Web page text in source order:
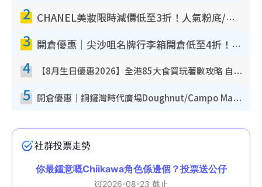
2 CHANEL美妝限時減價低至3折！人氣粉底/唇膏/精華液低至$275！COCO香水都有平
3 開倉優惠｜尖沙咀名牌行李箱開倉低至4折！一連5日 American Tourister/ace./Hallmark $200起！
4 【8月生日優惠2026】全港85大食買玩著數攻略 自助餐/火鍋放題同行免費＋誠品/DONKI送現金券
5 開倉優惠｜銅鑼灣時代廣場Doughnut/Campo Marzio開倉低至1折！背囊、書包、手袋劈價$200起